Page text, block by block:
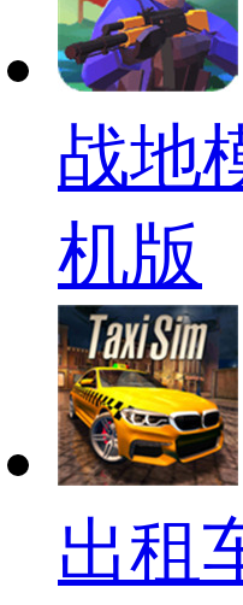
战地
机版
出租